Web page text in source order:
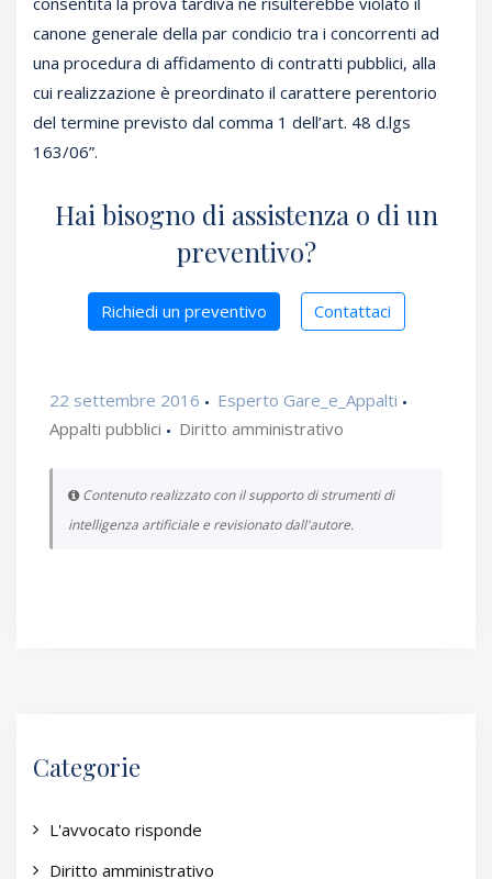
canone generale della par condicio tra i concorrenti ad
una procedura di affidamento di contratti pubblici, alla
cui realizzazione è preordinato il carattere perentorio
del termine previsto dal comma 1 dell’art. 48 d.lgs
163/06”.
Hai bisogno di assistenza o di un
preventivo?
Richiedi un preventivo Contattaci
22 settembre 2016
Esperto Gare_e_Appalti
Appalti pubblici
Diritto amministrativo
Contenuto realizzato con il supporto di strumenti di
intelligenza artificiale e revisionato dall'autore.
Categorie
L'avvocato risponde
Diritto amministrativo